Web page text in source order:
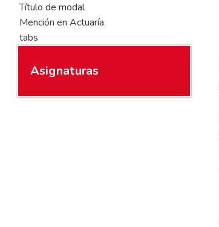
Título de modal
Mención en Actuaría
tabs
Asignaturas